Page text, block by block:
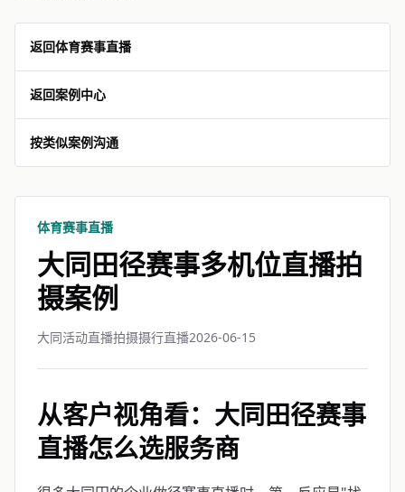
返回体育赛事直播
返回案例中心
按类似案例沟通
体育赛事直播
大同田径赛事多机位直播拍
摄案例
大同活动直播拍摄摄行直播2026-06-15
从客户视角看：大同田径赛事
直播怎么选服务商